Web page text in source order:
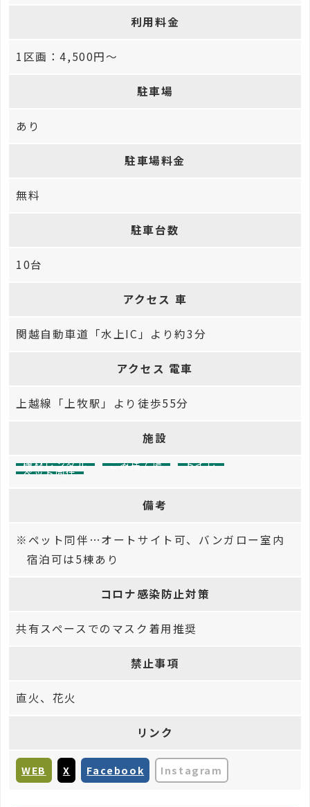
利用料金
1区画：4,500円～
駐車場
あり
駐車場料金
無料
駐車台数
10台
アクセス 車
関越自動車道「水上IC」より約3分
アクセス 電車
上越線「上牧駅」より徒歩55分
施設
機材レンタル ごみ捨て場 トイレ
ペット同伴
備考
※ペット同伴…オートサイト可、バンガロー室内
宿泊可は5棟あり
コロナ感染防止対策
共有スペースでのマスク着用推奨
禁止事項
直火、花火
リンク
WEB X Facebook Instagram